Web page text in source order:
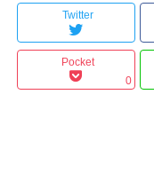
Twitter
Pocket
0